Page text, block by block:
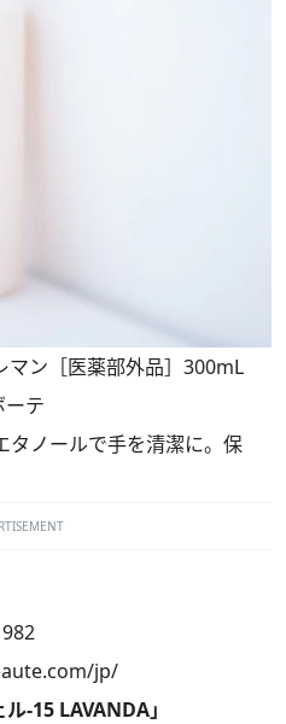
マン［医薬部外品］300mL
ーテ
ノールで手を清潔に。保
jp/
-15 LAVANDA」